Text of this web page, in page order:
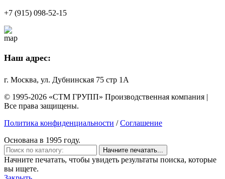
+7 (915) 098-52-15
Наш адрес:
г. Москва, ул. Дубнинская 75 стр 1А
© 1995-2026 «СТМ ГРУПП» Производственная компания |
Все права защищены.
Политика конфиденциальности /Соглашение
Основана в 1995 году.
Начните печатать...
Начните печатать, чтобы увидеть результаты поиска, которые
вы ищете.